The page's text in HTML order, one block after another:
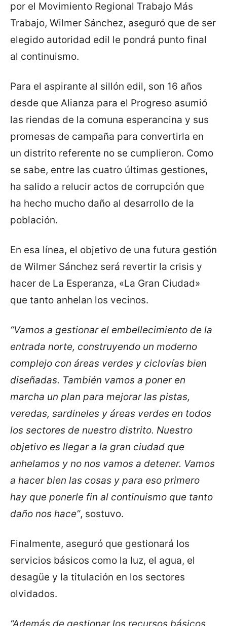
por el Movimiento Regional Trabajo Más
Trabajo, Wilmer Sánchez, aseguró que de ser
elegido autoridad edil le pondrá punto final
al continuismo.
Para el aspirante al sillón edil, son 16 años
desde que Alianza para el Progreso asumió
las riendas de la comuna esperancina y sus
promesas de campaña para convertirla en
un distrito referente no se cumplieron. Como
se sabe, entre las cuatro últimas gestiones,
ha salido a relucir actos de corrupción que
ha hecho mucho daño al desarrollo de la
población.
En esa línea, el objetivo de una futura gestión
de Wilmer Sánchez será revertir la crisis y
hacer de La Esperanza, «La Gran Ciudad»
que tanto anhelan los vecinos.
“Vamos a gestionar el embellecimiento de la
entrada norte, construyendo un moderno
complejo con áreas verdes y ciclovías bien
diseñadas. También vamos a poner en
marcha un plan para mejorar las pistas,
veredas, sardineles y áreas verdes en todos
los sectores de nuestro distrito. Nuestro
objetivo es llegar a la gran ciudad que
anhelamos y no nos vamos a detener. Vamos
a hacer bien las cosas y para eso primero
hay que ponerle fin al continuismo que tanto
daño nos hace”, sostuvo.
Finalmente, aseguró que gestionará los
servicios básicos como la luz, el agua, el
desagüe y la titulación en los sectores
olvidados.